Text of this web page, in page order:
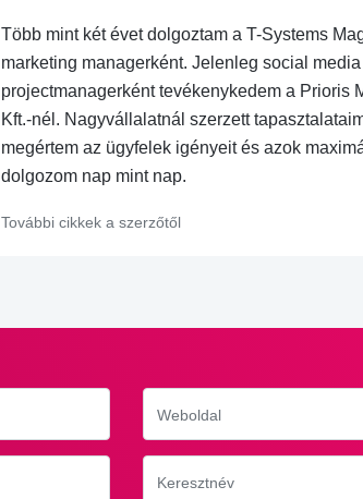
Több mint két évet dolgoztam a T-Systems
marketing managerként. Jelenleg social
projectmanagerként tevékenykedem a Prioris
Kft.-nél. Nagyvállalatnál szerzett
megértem az ügyfelek igényeit és azok
dolgozom nap mint nap.
További cikkek a szerzőtől
Weboldal
Keresztnév